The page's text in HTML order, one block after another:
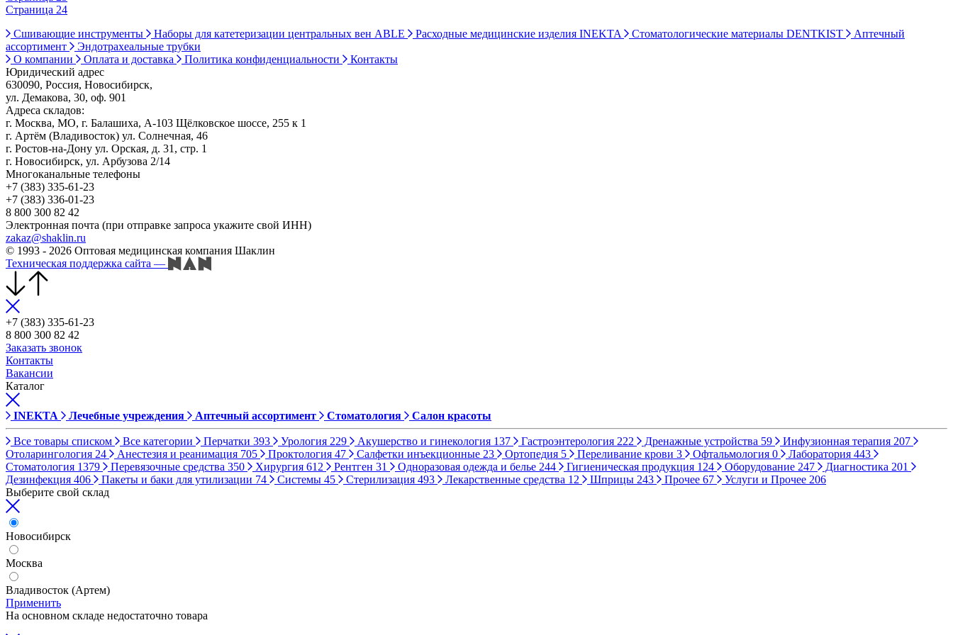
Страница 24
Сшивающие инструменты
Наборы для катетеризации центральных вен ABLE Расходные медицинские изделия INEKTA Стоматологические материалы DENTKIST
Аптечный
ассортимент
Эндотрахеальные трубки
О компании
Оплата и доставка Политика конфиденциальности
Контакты
Юридический адрес
630090, Россия, Новосибирск,
ул. Демакова, 30, оф. 901
Адреса складов:
г. Москва, МО, г. Балашиха, А-103 Щёлковское шоссе, 255 к 1
г. Артём (Владивосток) ул. Солнечная, 46
г. Ростов-на-Дону ул. Орская, д. 31, стр. 1
г. Новосибирск, ул. Арбузова 2/14
Многоканальные телефоны
+7 (383) 335-61-23
+7 (383) 336-01-23
8 800 300 82 42
Электронная почта (при отправке запроса укажите свой ИНН)
zakaz@shaklin.ru
© 1993 - 2026 Оптовая медицинская компания Шаклин
Техническая поддержка сайта —
+7 (383) 335-61-23
8 800 300 82 42
Заказать звонок
Контакты
Вакансии
Каталог
INEKTA Лечебные учреждения Аптечный ассортимент Стоматология Салон красоты
Все товары списком Все категории Перчатки 393 Урология 229 Акушерство и гинекология 137 Гастроэнтерология 222 Дренажные устройства 59 Инфузионная терапия 207
Отоларингология 24 Анестезия и реанимация 705 Проктология 47 Салфетки инъекционные 23 Ортопедия 5 Переливание крови 3 Офтальмология 0 Лаборатория 443
Стоматология 1379 Перевязочные средства 350 Хирургия 612 Рентген 31 Одноразовая одежда и белье 244 Гигиеническая продукция 124 Оборудование 247 Диагностика 201
Дезинфекция 406 Пакеты и баки для утилизации 74 Системы 45 Стерилизация 493 Лекарственные средства 12 Шприцы 243 Прочее 67 Услуги и Прочее 206
Выберите свой склад
Новосибирск
Москва
Владивосток (Артем)
Применить
На основном складе недостаточно товара